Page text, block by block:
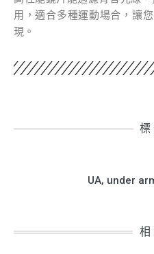
用，適合多種運動場合，讓
現。
UA, under
相